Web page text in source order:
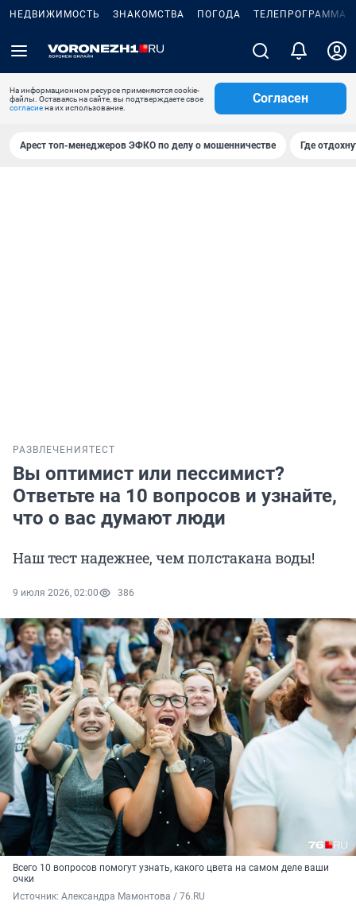
НЕДВИЖИМОСТЬ ЗНАКОМСТВА ПОГОДА ТЕЛЕПРОГРАММА
На информационном ресурсе применяются cookie-
файлы. Оставаясь на сайте, вы подтверждаете свое
согласиена их использование.
Согласен
Арест топ-менеджеров ЭФКО по делу о мошенничестве Где
РАЗВЛЕЧЕНИЯ ТЕСТ
Вы оптимист или пессимист?
Ответьте на 10 вопросов и узнайте,
что о вас думают люди
Наш тест надежнее, чем полстакана воды!
9 июля 2026, 02:00 386
Всего 10 вопросов помогут узнать, какого цвета на самом деле ваши
очки
Источник: Александра Мамонтова / 76.RU